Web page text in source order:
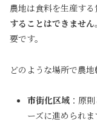
農地は食料を生産する
することはできません
要です。
どのような場所で農地
市街化区域：原
ーズに進められま